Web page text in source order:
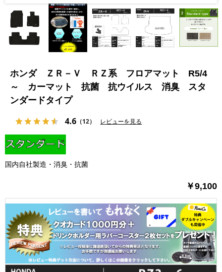
ホンダ ＺＲ－Ｖ ＲＺ系 フロアマット R5/4
～ カーマット 抗菌 抗ウイルス 消臭 スタ
ンダードタイプ
4.6 （12） レビューを見る
国内自社製造・消臭・抗菌
￥9,100